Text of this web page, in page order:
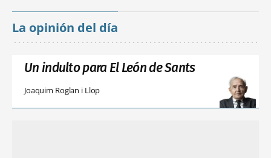
La opinión del día
Un indulto para El León de Sants
Joaquim Roglan i Llop